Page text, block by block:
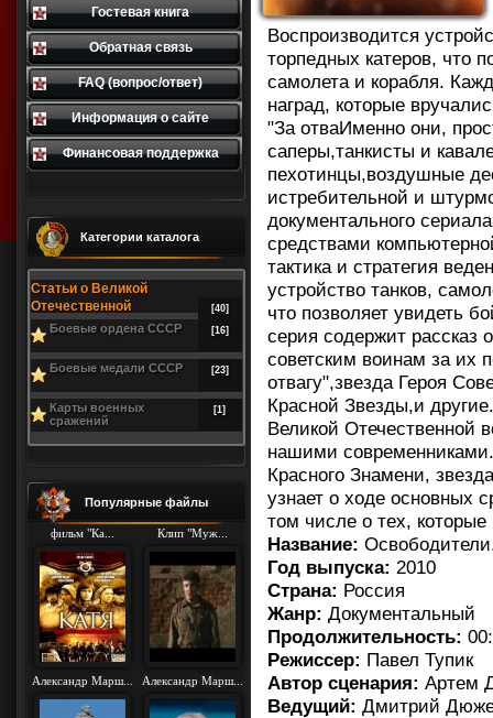
Гостевая книга
Обратная связь
FAQ (вопрос/ответ)
Информация о сайте
Финансовая поддержка
Категории каталога
Статьи о Великой
Отечественной
[40]
Боевые ордена СССР [16]
Боевые медали СССР [23]
Карты военных
сражений
[1]
Популярные файлы
фильм "Ка... Клип "Муж...
Александр Марш... Александр Марш...
Воспроизводится
торпедных катеров, что
самолета и корабля.
наград, которые
"За отваИменно они,
саперы,танкисты и
пехотинцы,воздушные
истребительной и
документального
средствами
тактика и стратегия
устройство танков,
что позволяет увидеть
серия содержит рассказ
советским воинам за их
отвагу",звезда Героя
Красной Звезды,и
Великой Отечественной
нашими
Красного Знамени,
узнает о ходе основных
том числе о тех,
Название:
Год выпуска: 2010
Страна: Россия
Жанр: Документальный
Продолжительность:
Режиссер: Павел Тупик
Автор сценария: Артем
Ведущий: Дмитрий